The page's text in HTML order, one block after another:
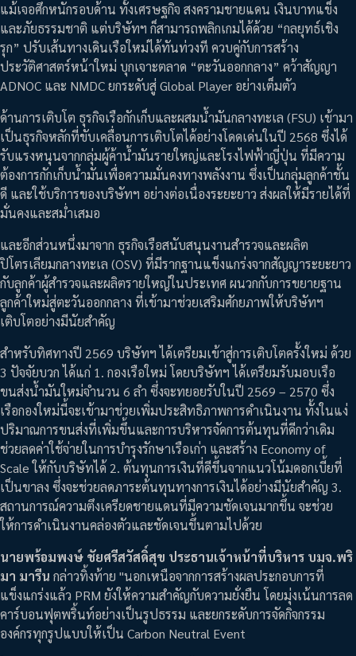
แม้เจอศึกหนักรอบด้าน ทั้งเศรษฐกิจ สงครามชายแดน เงินบาทแข็ง
และภัยธรรมชาติ แต่บริษัทฯ ก็สามารถพลิกเกมได้ด้วย “กลยุทธ์เชิง
รุก” ปรับเส้นทางเดินเรือใหม่ได้ทันท่วงที ควบคู่กับการสร้าง
ประวัติศาสตร์หน้าใหม่ บุกเจาะตลาด “ตะวันออกกลาง” คว้าสัญญา
ADNOC และ NMDC ยกระดับสู่ Global Player อย่างเต็มตัว
ด้านการเติบโต ธุรกิจเรือกักเก็บและผสมน้ำมันกลางทะเล (FSU) เข้ามา
เป็นธุรกิจหลักที่ขับเคลื่อนการเติบโตได้อย่างโดดเด่นในปี 2568 ซึ่งได้
รับแรงหนุนจากกลุ่มผู้ค้าน้ำมันรายใหญ่และโรงไฟฟ้าญี่ปุ่น ที่มีความ
ต้องการกักเก็บน้ำมันเพื่อความมั่นคงทางพลังงาน ซึ่งเป็นกลุ่มลูกค้าชั้น
ดี และใช้บริการของบริษัทฯ อย่างต่อเนื่องระยะยาว ส่งผลให้มีรายได้ที่
มั่นคงและสม่ำเสมอ
และอีกส่วนหนึ่งมาจาก ธุรกิจเรือสนับสนุนงานสำรวจและผลิต
ปิโตรเลียมกลางทะเล (OSV) ที่มีรากฐานแข็งแกร่งจากสัญญาระยะยาว
กับลูกค้าผู้สำรวจและผลิตรายใหญ่ในประเทศ ผนวกกับการขยายฐาน
ลูกค้าใหม่สู่ตะวันออกกลาง ที่เข้ามาช่วยเสริมศักยภาพให้บริษัทฯ
เติบโตอย่างมีนัยสำคัญ
สำหรับทิศทางปี 2569 บริษัทฯ ได้เตรียมเข้าสู่การเติบโตครั้งใหม่ ด้วย
3 ปัจจัยบวก ได้แก่ 1. กองเรือใหม่ โดยบริษัทฯ ได้เตรียมรับมอบเรือ
ขนส่งน้ำมันใหม่จำนวน 6 ลำ ซึ่งจะทยอยรับในปี 2569 – 2570 ซึ่ง
เรือกองใหม่นี้จะเข้ามาช่วยเพิ่มประสิทธิภาพการดำเนินงาน ทั้งในแง่
ปริมาณการขนส่งที่เพิ่มขึ้นและการบริหารจัดการต้นทุนที่ดีกว่าเดิม
ช่วยลดค่าใช้จ่ายในการบำรุงรักษาเรือเก่า และสร้าง Economy of
Scale ให้กับบริษัทได้ 2. ต้นทุนการเงินที่ดีขึ้นจากแนวโน้มดอกเบี้ยที่
เป็นขาลง ซึ่งจะช่วยลดภาระต้นทุนทางการเงินได้อย่างมีนัยสำคัญ 3.
สถานการณ์ความตึงเครียดชายแดนที่มีความชัดเจนมากขึ้น จะช่วย
ให้การดำเนินงานคล่องตัวและชัดเจนขึ้นตามไปด้วย
นายพร้อมพงษ์ ชัยศรีสวัสดิ์สุข ประธานเจ้าหน้าที่บริหาร บมจ.พริ
มา มารีน กล่าวทิ้งท้าย "นอกเหนือจากการสร้างผลประกอบการที่
แข็งแกร่งแล้ว PRM ยังให้ความสำคัญกับความยั่งยืน โดยมุ่งเน้นการลด
คาร์บอนฟุตพริ้นท์อย่างเป็นรูปธรรม และยกระดับการจัดกิจกรรม
องค์กรทุกรูปแบบให้เป็น Carbon Neutral Event